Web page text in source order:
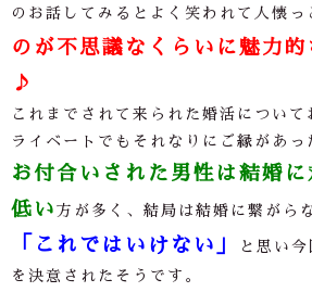
のお話してみるとよく笑われて人懐っ
のが不思議なくらいに魅力
♪
これまでされて来られた婚活について
ライベートでもそれなりにご縁があっ
お付合いされた男性は結婚
低い 方が多く、結局は結婚に繋がら
「これではいけない」
と思い
を決意されたそうです。